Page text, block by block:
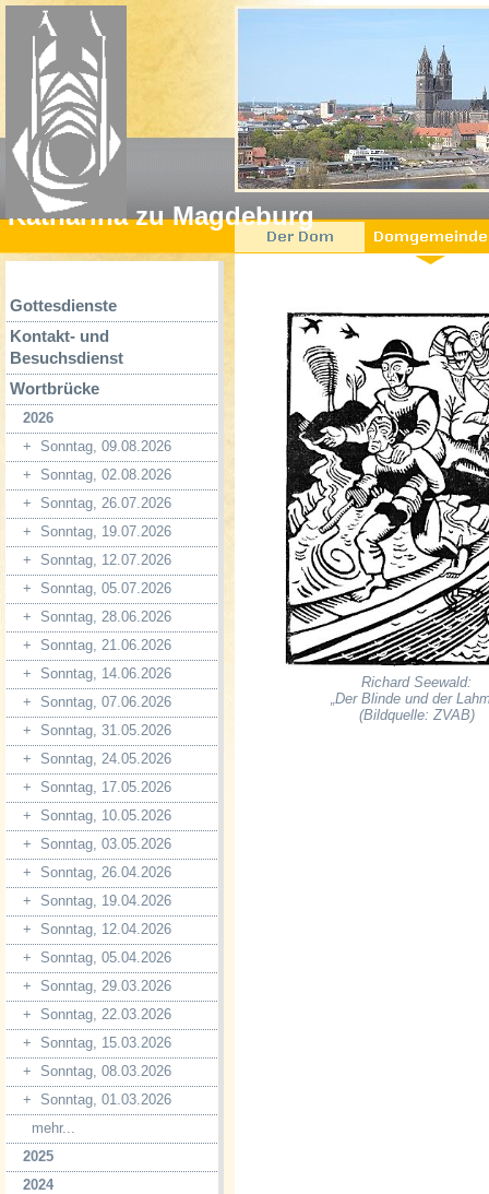
Katharina zu Magdeburg
Gottesdienste
Kontakt- und
Besuchsdienst
Wortbrücke
2026
+ Sonntag, 09.08.2026
+ Sonntag, 02.08.2026
+ Sonntag, 26.07.2026
+ Sonntag, 19.07.2026
+ Sonntag, 12.07.2026
+ Sonntag, 05.07.2026
+ Sonntag, 28.06.2026
+ Sonntag, 21.06.2026
+ Sonntag, 14.06.2026
+ Sonntag, 07.06.2026
+ Sonntag, 31.05.2026
+ Sonntag, 24.05.2026
+ Sonntag, 17.05.2026
+ Sonntag, 10.05.2026
+ Sonntag, 03.05.2026
+ Sonntag, 26.04.2026
+ Sonntag, 19.04.2026
+ Sonntag, 12.04.2026
+ Sonntag, 05.04.2026
+ Sonntag, 29.03.2026
+ Sonntag, 22.03.2026
+ Sonntag, 15.03.2026
+ Sonntag, 08.03.2026
+ Sonntag, 01.03.2026
mehr...
2025
2024
Richard Seewald:
„Der Blinde und der
(Bildquelle: ZVAB)